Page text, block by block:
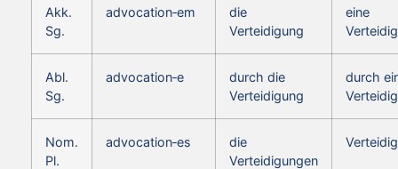
Akk.
Sg.
advocation‑em
die
Verteidigung
eine
Abl.
Sg.
advocation‑e
durch die
Verteidigung
durch
Nom.
Pl.
advocation‑es
die
Verteidigungen